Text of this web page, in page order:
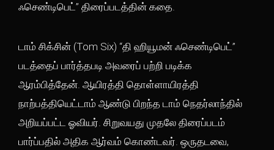
ஃசெண்டிபெட்” திரைப்படத்தின் கதை.
டாம் சிக்சின் (Tom Six) “தி ஹியூமன் ஃசெண்டிபெட்”
படத்தைப் பார்த்தபடி அவரைப் பற்றி படிக்க
ஆரம்பித்தேன். ஆயிரத்தி தொள்ளாயிரத்தி
நாற்பத்தியெட்டாம் ஆண்டு பிறந்த டாம் நெதர்லாந்தில்
அறியப்பட்ட ஓவியர். சிறுவயது முதலே திரைப்படம்
பார்ப்பதில் அதிக ஆர்வம் கொண்டவர். ஒருதடவை,